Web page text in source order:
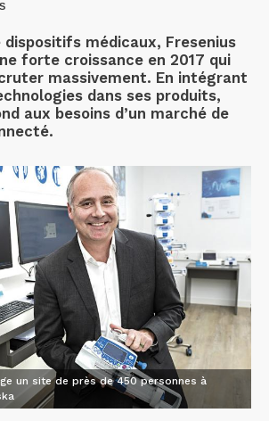
médicaux, Fresenius
forte croissance en 2017 qui
massivement. En intégrant
dans ses produits,
aux besoins d’un marché de
un site de près de 450 personnes à